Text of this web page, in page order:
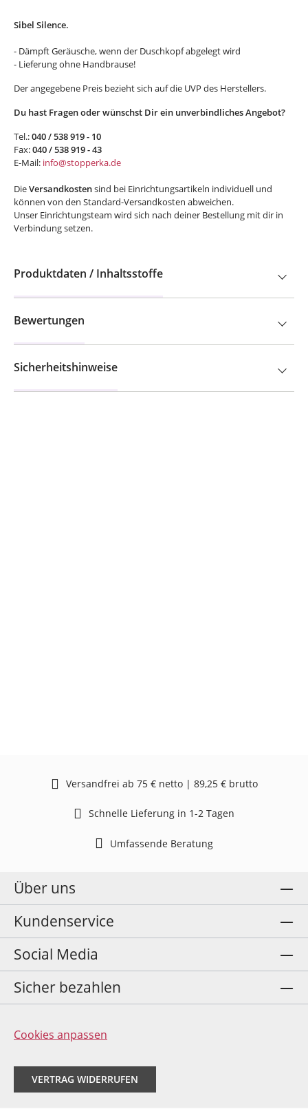
Sibel Silence.
- Dämpft Geräusche, wenn der Duschkopf abgelegt wird
- Lieferung ohne Handbrause!
Der angegebene Preis bezieht sich auf die UVP des Herstellers.
Du hast Fragen oder wünschst Dir ein unverbindliches Angebot?
Tel.:040 / 538 919 - 10
Fax:040 / 538 919 - 43
E-Mail: info@stopperka.de
DieVersandkostensind bei Einrichtungsartikeln individuell und
können von den Standard-Versandkosten abweichen.
Unser Einrichtungsteam wird sich nach deiner Bestellung mit dir in
Verbindung setzen.
Produktdaten / Inhaltsstoffe
Bewertungen
Sicherheitshinweise
Versandfrei ab 75 € netto | 89,25 € brutto
Schnelle Lieferung in 1-2 Tagen
Umfassende Beratung
Über uns
Kundenservice
Social Media
Sicher bezahlen
Cookies anpassen
VERTRAG WIDERRUFEN